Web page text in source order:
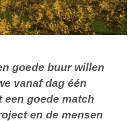
vanaf dag één
een goede match
en de mensen